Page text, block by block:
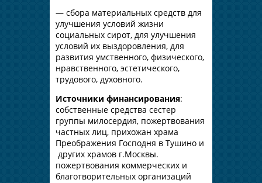
— сбора материальных средств для
улучшения условий жизни
социальных сирот, для улучшения
условий их выздоровления, для
развития умственного, физического,
нравственного, эстетического,
трудового, духовного.
Источники финансирования:
собственные средства сестер
группы милосердия, пожертвования
частных лиц, прихожан храма
Преображения Господня в Тушино и
других храмов г.Москвы.
пожертвования коммерческих и
благотворительных организаций